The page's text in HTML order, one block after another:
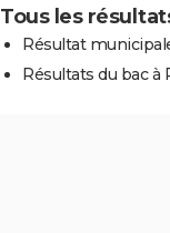
Tous les
Résultat
Résultats du bac à